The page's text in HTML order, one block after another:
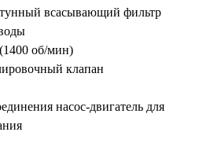
всасывающий фильтр
об/мин)
клапан
насос-двигатель для